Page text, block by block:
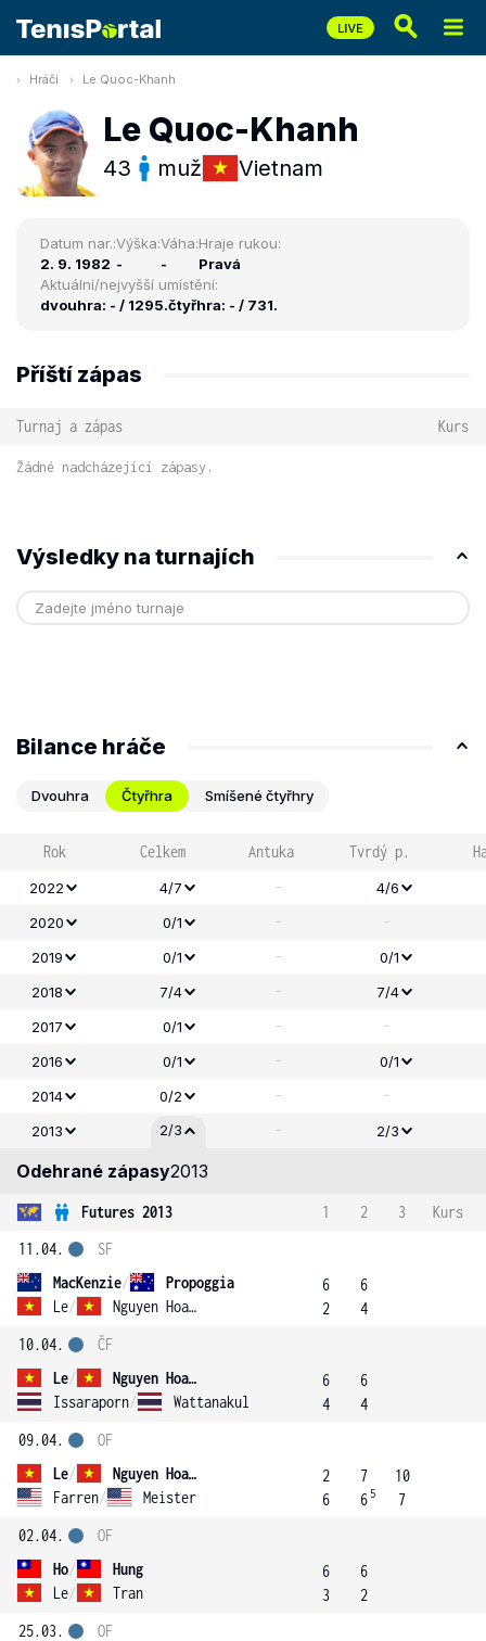
Hráči Le Quoc-Khanh
Le Quoc-Khanh
43 muž Vietnam
Datum nar.:
2. 9. 1982
Výška:
-
Váha:
-
Hraje rukou:
Pravá
Aktuální/nejvyšší umístění:
dvouhra: - / 1295.čtyřhra: - / 731.
Příští zápas
Turnaj a zápas Kurs
Žádné nadcházející zápasy.
Výsledky na turnajích
Bilance hráče
Dvouhra Čtyřhra Smíšené čtyřhry
Rok Celkem Antuka Tvrdý p.
2022 4/7 -
4/6
2020
0/1 - -
2019 0/1 -
0/1
2018
7/4 -
7/4
2017
0/1 - -
2016 0/1 -
0/1
2014
0/2 - -
2013 2/3 - 2/3
Odehrané zápasy2013
Futures 2013 1 2 3
Kurs
11.04.
MacKenzie/
Propoggia
Le/ Nguyen Hoang
SF
6
2
6
4
10.04.
Le/
Nguyen Hoang
Issaraporn/ Wattanakul
ČF
6
4
6
4
09.04.
Le/
Nguyen Hoang
Farren/ Meister
OF
2
6
7
6 5
10
7
02.04.
Ho/
Hung
Le/ Tran
OF
6
3
6
2
25.03.
OF